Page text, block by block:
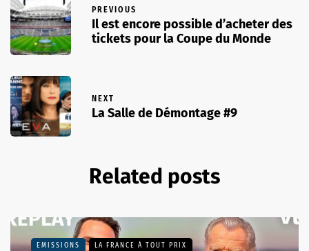
PREVIOUS
Il est encore possible d’acheter des
tickets pour la Coupe du Monde
NEXT
La Salle de Démontage #9
Related posts
EMISSIONS LA FRANCE À TOUT PRIX